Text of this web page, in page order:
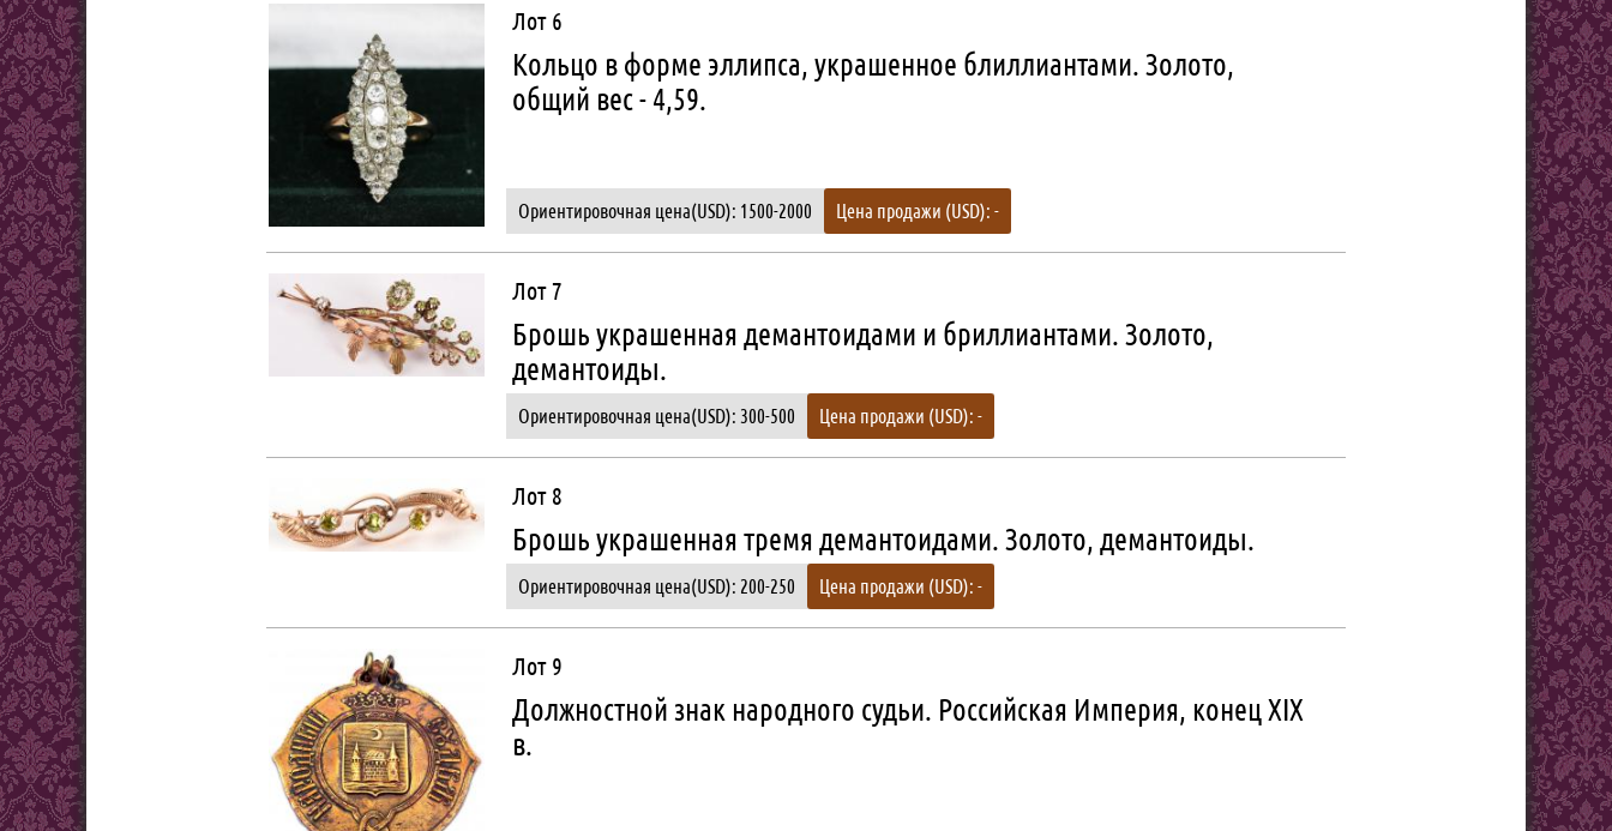
Лот 6
Кольцо в форме эллипса, украшенное блиллиантами. Золото,
общий вес - 4,59.
Ориентировочная цена(USD): 1500-2000 Цена продажи (USD): -
Лот 7
Брошь украшенная демантоидами и бриллиантами. Золото,
демантоиды.
Ориентировочная цена(USD): 300-500 Цена продажи (USD): -
Лот 8
Брошь украшенная тремя демантоидами. Золото, демантоиды.
Ориентировочная цена(USD): 200-250 Цена продажи (USD): -
Лот 9
Должностной знак народного судьи. Российская Империя, конец XIX
в.